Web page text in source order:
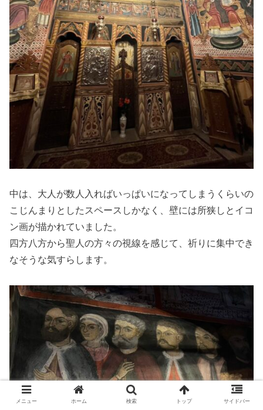
中は、大人が数人入ればいっぱいになってしまうくらいの
こじんまりとしたスペースしかなく、壁には所狭しとイコ
ン画が描かれていました。
四方八方から聖人の方々の視線を感じて、祈りに集中でき
なそうな気すらします。
メニュー ホーム 検索 トップ サイドバー